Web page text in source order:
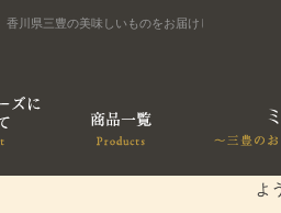
川県三豊の美味しいものをお届けします
よ